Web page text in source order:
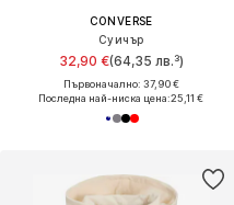
CONVERSE
Суичър
32,90 €(64,35 лв.³)
Първоначално: 37,90 €
Последна най-ниска цена:25,11 €